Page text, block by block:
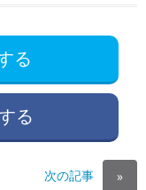
る
る
次の記事 »